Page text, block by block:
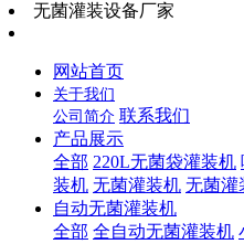
无菌灌装设备厂家
网站首页
关于我们
公司简介 联系我们
产品展示
全部 220L无菌袋灌装机
装机 无菌灌装机 无菌灌
自动无菌灌装机
全部 全自动无菌灌装机